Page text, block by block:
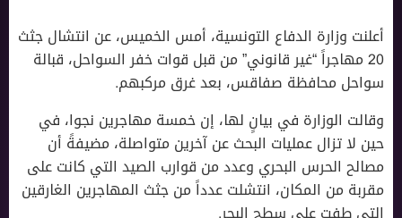
أعلنت وزارة الدفاع التونسية، أمس الخميس، عن انتشال جثث
20 مهاجراً “غير قانوني” من قبل قوات خفر السواحل، قبالة
سواحل محافظة صفاقس، بعد غرق مركبهم.
وقالت الوزارة في بيانٍ لها، إن خمسة مهاجرين نجوا، في
حين لا تزال عمليات البحث عن آخرين متواصلة، مضيفةً أن
مصالح الحرس البحري وعدد من قوارب الصيد التي كانت على
مقربة من المكان، انتشلت عدداً من جثث المهاجرين الغارقين